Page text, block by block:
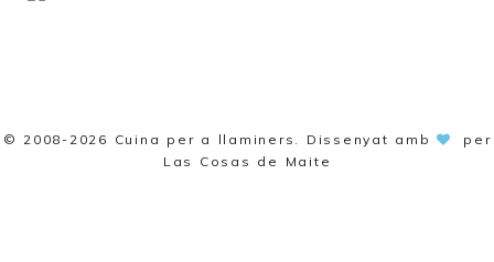
© 2008-2026 Cuina per a llaminers . Dissenyat amb
per
Las Cosas de Maite